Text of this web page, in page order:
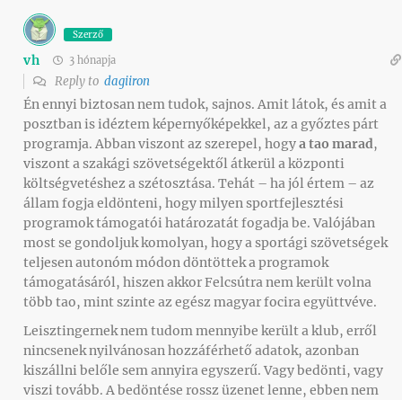
Szerző
vh 3 hónapja
Reply to dagiiron
Én ennyi biztosan nem tudok, sajnos. Amit látok, és amit a
posztban is idéztem képernyőképekkel, az a győztes párt
programja. Abban viszont az szerepel, hogya tao marad,
viszont a szakági szövetségektől átkerül a központi
költségvetéshez a szétosztása. Tehát – ha jól értem – az
állam fogja eldönteni, hogy milyen sportfejlesztési
programok támogatói határozatát fogadja be. Valójában
most se gondoljuk komolyan, hogy a sportági szövetségek
teljesen autonóm módon döntöttek a programok
támogatásáról, hiszen akkor Felcsútra nem került volna
több tao, mint szinte az egész magyar focira együttvéve.
Leisztingernek nem tudom mennyibe került a klub, erről
nincsenek nyilvánosan hozzáférhető adatok, azonban
kiszállni belőle sem annyira egyszerű. Vagy bedönti, vagy
viszi tovább. A bedöntése rossz üzenet lenne, ebben nem